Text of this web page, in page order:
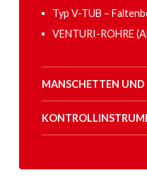
Typ V-TUB –
VENTURI-ROHRE
MANSCHETTEN UND